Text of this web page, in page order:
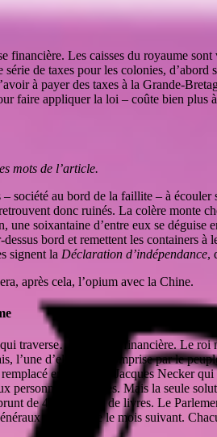
Les caisses du royaume
de taxes pour les colonies,
à payer des taxes à la Grande-
faire appliquer la loi – coûte bien
mots de l’article.
société au bord de la faillite – à
donc ruinés. La colère monte
une soixantaine d’entre eux se
bord et remettent les containers
signent la Déclaration d’indépendance,
après cela, l’opium avec la Chine.
traverse… une crise financière. Le
l’une d’elles, mal comprise par le
en 1777 par Jacques Necker
personnes influentes. Mais la seule
de 420 millions de livres. Le
est décrétée le mois suivant.